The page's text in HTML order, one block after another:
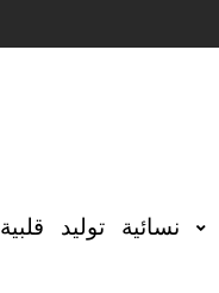
نسائية توليد قلبية